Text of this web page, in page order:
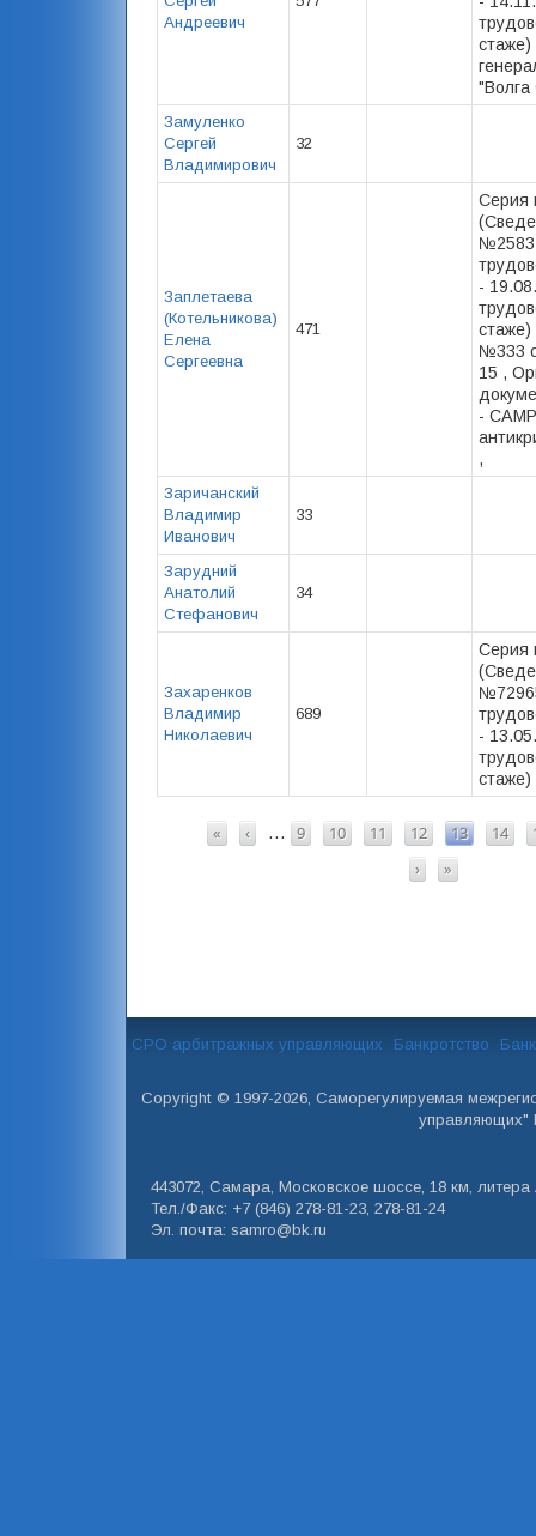
Андреевич
стаже)
Замуленко
Сергей
Владимирович
32
Заплетаева
(Котельникова)
Елена
Сергеевна
471
Серия
-
стаже)
№333
15 ,
-
,
Заричанский
Владимир
Иванович
33
Зарудний
Анатолий
Стефанович
34
Захаренков
Владимир
Николаевич
689
Серия
-
стаже)
« ‹ … 9 10 11 12 13 14
›
»
СРО арбитражных управляющих Банкротство
Copyright © 1997-2026, Саморегулируемая
управляющих"
443072, Самара, Московское шоссе, 18 км, литера
Тел./Факс: +7 (846) 278-81-23, 278-81-24
Эл. почта: samro@bk.ru